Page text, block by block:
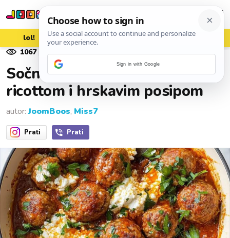
lol! aww vrh!
woot?!
1067pregleda 01. studenoga 2025.
Sočne mesne okruglice s
ricottom i hrskavim posipom
autor:JoomBoos, Miss7
Prati Prati
Sign in with Google